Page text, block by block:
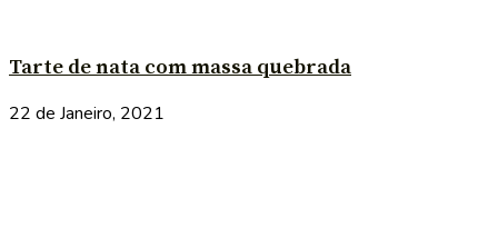
Tarte de nata com massa quebrada
22 de Janeiro, 2021